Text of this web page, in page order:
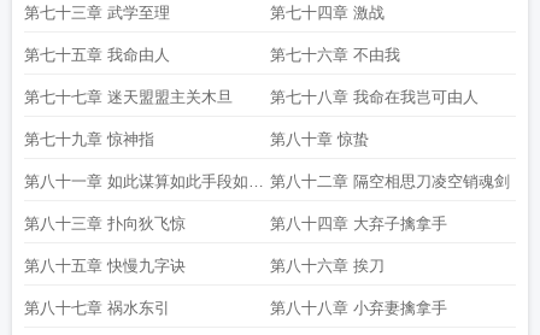
第七十三章 武学至理 第七十四章 激战
第七十五章 我命由人 第七十六章 不由我
第七十七章 迷天盟盟主关木旦 第七十八章 我命在我岂可由人
第七十九章 惊神指 第八十章 惊蛰
第八十一章 如此谋算如此手段如此
人物
第八十二章 隔空相思刀凌空销魂剑
第八十三章 扑向狄飞惊 第八十四章 大弃子擒拿手
第八十五章 快慢九字诀 第八十六章 挨刀
第八十七章 祸水东引 第八十八章 小弃妻擒拿手